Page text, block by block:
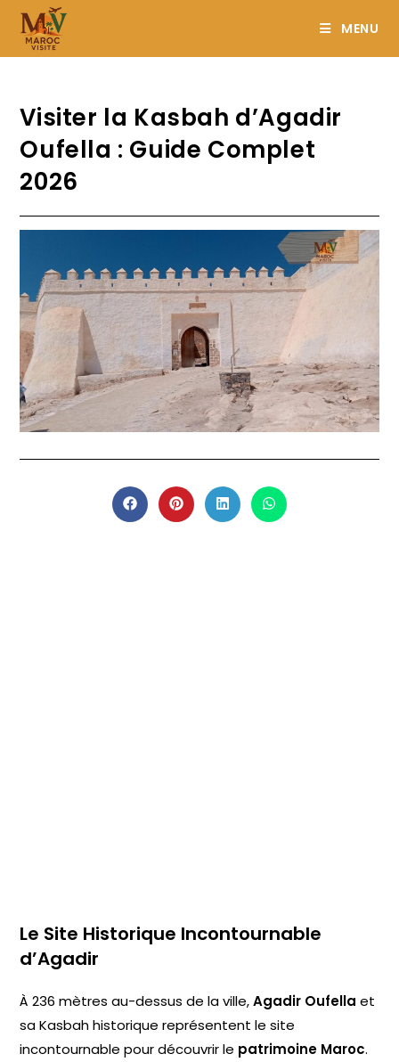
MENU
Visiter la Kasbah d’Agadir
Oufella : Guide Complet
2026
Le Site Historique Incontournable
d’Agadir
À 236 mètres au-dessus de la ville,Agadir Oufella et
sa Kasbah historique représentent le site
incontournable pour découvrir le patrimoine Maroc.